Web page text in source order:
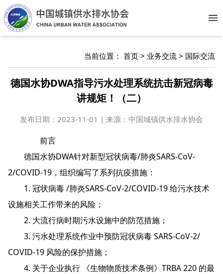
当前位置： 首页 > 业务交流 > 国际交流
德国水协DWA指导污水处理系统抗击新冠病毒
讲规矩！（二）
发布日期： 2023-11-01 | 来源：中国城镇供水排水协会
前言
德国水协DWA针对新型冠状病毒/肺炎SARS-CoV-
2/COVID-19，组织编写了系列抗疫措施：
1. 冠状病毒 /肺炎SARS-CoV-2/COVID-19 给污水技术
设施相关工作带来的风险；
2. 大流行病时期污水设施中的防范措施；
3. 污水处理系统作业中预防冠状病毒 SARS-CoV-2/
COVID-19 风险的保护措施；
4. 关于企业执行 《生物物质技术条例》TRBA 220 的最